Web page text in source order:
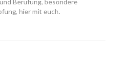
Berufung, besondere
hier mit euch.